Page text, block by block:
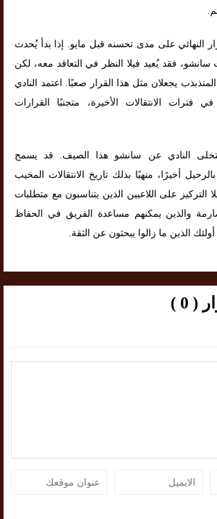
النهائي على مدى تحسنه قبل مايو. إذا بدأ يُحدث
فقد يُعيد فيلا النظر في التعاقد معه، لكن
المتذبذب يجعلان مثل هذا القرار صعبًا. اعتمد النادي
فترات الانتقالات الأخيرة، متجنبًا القرارات
النادي عن سانشو هذا الصيف. قد يسمح
أخيرًا، منهيًا بذلك تاريخ الانتقالات المخيب
التركيز على اللاعبين الذين يتناسبون مع متطلبات
والذين يمكنهم مساعدة الفريق في الحفاظ
الذين ما زالوا يبحثون عن الثقة.
( 0 )